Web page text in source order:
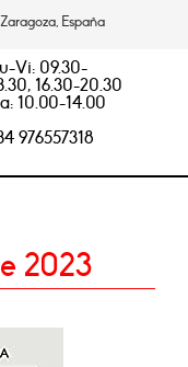
España
Vi: 09.30-
16.30-20.30
10.00-14.00
976557318
2023